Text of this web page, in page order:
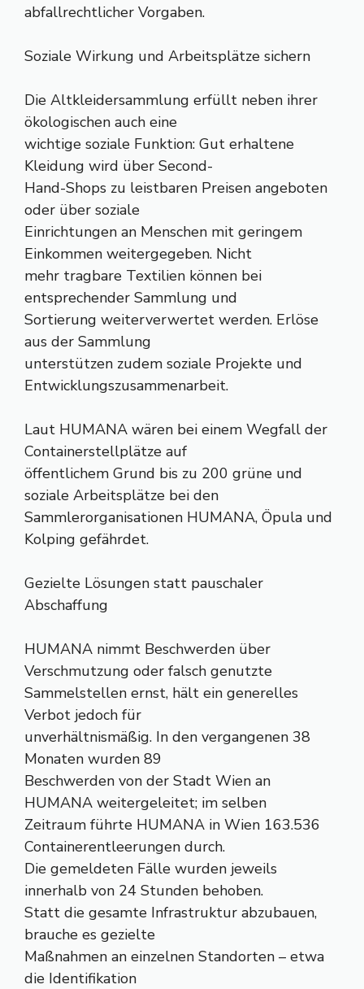
abfallrechtlicher Vorgaben.
Soziale Wirkung und Arbeitsplätze sichern
Die Altkleidersammlung erfüllt neben ihrer
ökologischen auch eine
wichtige soziale Funktion: Gut erhaltene
Kleidung wird über Second-
Hand-Shops zu leistbaren Preisen angeboten
oder über soziale
Einrichtungen an Menschen mit geringem
Einkommen weitergegeben. Nicht
mehr tragbare Textilien können bei
entsprechender Sammlung und
Sortierung weiterverwertet werden. Erlöse
aus der Sammlung
unterstützen zudem soziale Projekte und
Entwicklungszusammenarbeit.
Laut HUMANA wären bei einem Wegfall der
Containerstellplätze auf
öffentlichem Grund bis zu 200 grüne und
soziale Arbeitsplätze bei den
Sammlerorganisationen HUMANA, Öpula und
Kolping gefährdet.
Gezielte Lösungen statt pauschaler
Abschaffung
HUMANA nimmt Beschwerden über
Verschmutzung oder falsch genutzte
Sammelstellen ernst, hält ein generelles
Verbot jedoch für
unverhältnismäßig. In den vergangenen 38
Monaten wurden 89
Beschwerden von der Stadt Wien an
HUMANA weitergeleitet; im selben
Zeitraum führte HUMANA in Wien 163.536
Containerentleerungen durch.
Die gemeldeten Fälle wurden jeweils
innerhalb von 24 Stunden behoben.
Statt die gesamte Infrastruktur abzubauen,
brauche es gezielte
Maßnahmen an einzelnen Standorten – etwa
die Identifikation